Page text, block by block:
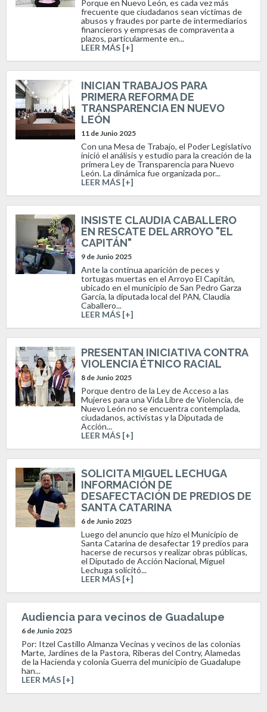
Porque en Nuevo León, es cada vez más
frecuente que ciudadanos sean víctimas de
abusos y fraudes por parte de intermediarios
financieros y empresas de compraventa a
plazos, particularmente en...
LEER MÁS [+]
INICIAN TRABAJOS PARA
PRIMERA REFORMA DE
TRANSPARENCIA EN NUEVO
LEÓN
11 de Junio 2025
Con una Mesa de Trabajo, el Poder Legislativo
inició el análisis y estudio para la creación de la
primera Ley de Transparencia para Nuevo
León. La dinámica fue organizada por...
LEER MÁS [+]
INSISTE CLAUDIA CABALLERO
EN RESCATE DEL ARROYO "EL
CAPITÁN"
9 de Junio 2025
Ante la continua aparición de peces y
tortugas muertas en el Arroyo El Capitán,
ubicado en el municipio de San Pedro Garza
García, la diputada local del PAN, Claudia
Caballero...
LEER MÁS [+]
PRESENTAN INICIATIVA CONTRA
VIOLENCIA ÉTNICO RACIAL
8 de Junio 2025
Porque dentro de la Ley de Acceso a las
Mujeres para una Vida Libre de Violencia, de
Nuevo León no se encuentra contemplada,
ciudadanos, activistas y la Diputada de
Acción...
LEER MÁS [+]
SOLICITA MIGUEL LECHUGA
INFORMACIÓN DE
DESAFECTACIÓN DE PREDIOS DE
SANTA CATARINA
6 de Junio 2025
Luego del anuncio que hizo el Municipio de
Santa Catarina de desafectar 19 predios para
hacerse de recursos y realizar obras públicas,
el Diputado de Acción Nacional, Miguel
Lechuga solicitó...
LEER MÁS [+]
Audiencia para vecinos de Guadalupe
6 de Junio 2025
Por: Itzel Castillo Almanza Vecinas y vecinos de las colonias
Marte, Jardínes de la Pastora, Riberas del Contry, Alamedas
de la Hacienda y colonia Guerra del municipio de Guadalupe
han...
LEER MÁS [+]